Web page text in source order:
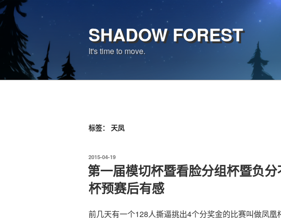
跳
至
内
SHADOW FOREST
It's time to move.
标签： 天凤
发
布
于
2015-04-19
第一届模切杯暨看脸分组杯暨负
杯预赛后有感
前几天有一个128人撕逼挑出4个分奖金的比赛叫做凤凰